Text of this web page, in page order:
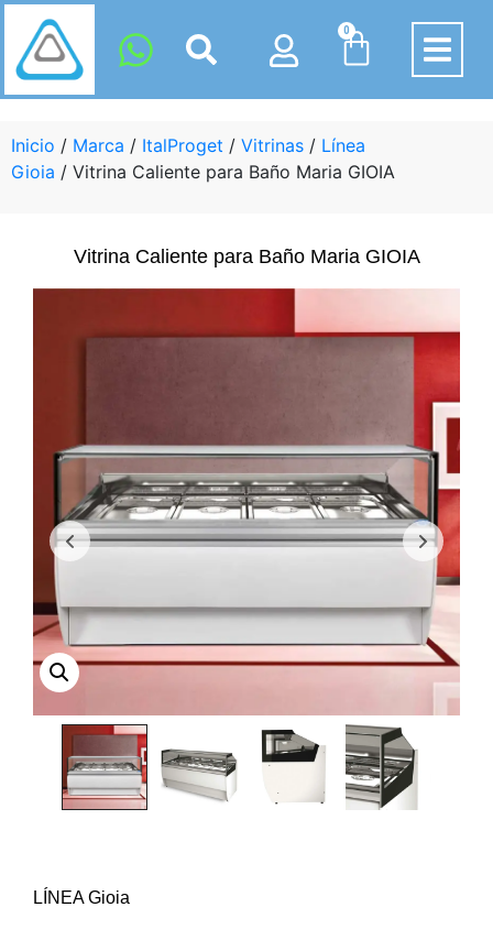
0
Inicio / Marca / ItalProget / Vitrinas / Línea
Gioia / Vitrina Caliente para Baño Maria GIOIA
Vitrina Caliente para Baño Maria GIOIA
LÍNEA Gioia